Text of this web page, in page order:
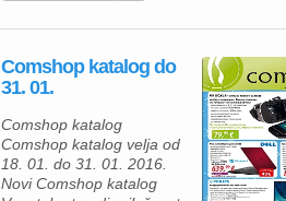
zmogljivost cenovno
diagonalo zaslona 39,6 cm
(15,6 palca), tehnologijo
funkcijami, sistemom
Windows 10 Home in
ključnimi funkcijami za
dodatno zaščito – […]
Comshop katalog do
31. 01.
Comshop katalog
Comshop katalog velja od
18. 01. do 31. 01. 2016.
Novi Comshop katalog